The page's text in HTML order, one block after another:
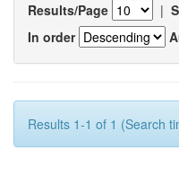
Results/Page |
In order
Results 1-1 of 1 (Search